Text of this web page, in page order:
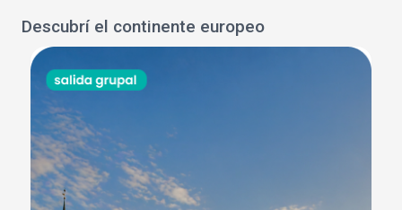
Descubrí el continente europeo